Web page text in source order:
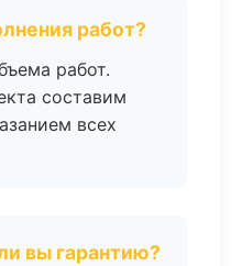
работ?
работ.
составим
всех
вы гарантию?